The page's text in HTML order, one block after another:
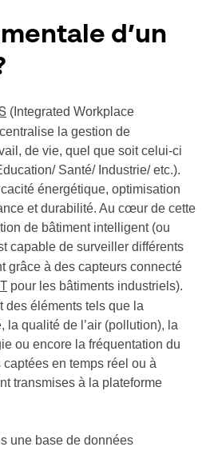
d’un
(Integrated Workplace
la gestion de
de vie, quel que soit celui-ci
Santé/ Industrie/ etc.).
énergétique, optimisation
et durabilité. Au cœur de cette
de bâtiment intelligent (ou
capable de surveiller différents
grâce à des capteurs connecté
pour les bâtiments industriels).
des éléments tels que la
la qualité de l’air (pollution), la
ou encore la fréquentation du
en temps réel ou à
transmises à la plateforme
une base de données